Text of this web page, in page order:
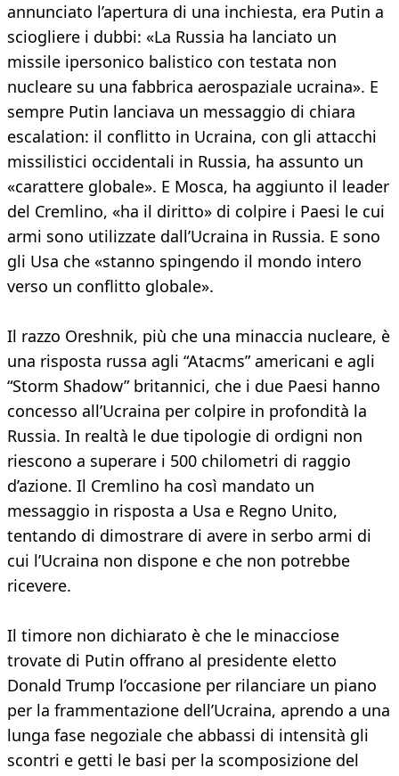
annunciato l’apertura di una inchiesta, era Putin a
sciogliere i dubbi: «La Russia ha lanciato un
missile ipersonico balistico con testata non
nucleare su una fabbrica aerospaziale ucraina». E
sempre Putin lanciava un messaggio di chiara
escalation: il conflitto in Ucraina, con gli attacchi
missilistici occidentali in Russia, ha assunto un
«carattere globale». E Mosca, ha aggiunto il leader
del Cremlino, «ha il diritto» di colpire i Paesi le cui
armi sono utilizzate dall’Ucraina in Russia. E sono
gli Usa che «stanno spingendo il mondo intero
verso un conflitto globale».
Il razzo Oreshnik, più che una minaccia nucleare, è
una risposta russa agli “Atacms” americani e agli
“Storm Shadow” britannici, che i due Paesi hanno
concesso all’Ucraina per colpire in profondità la
Russia. In realtà le due tipologie di ordigni non
riescono a superare i 500 chilometri di raggio
d’azione. Il Cremlino ha così mandato un
messaggio in risposta a Usa e Regno Unito,
tentando di dimostrare di avere in serbo armi di
cui l’Ucraina non dispone e che non potrebbe
ricevere.
Il timore non dichiarato è che le minacciose
trovate di Putin offrano al presidente eletto
Donald Trump l’occasione per rilanciare un piano
per la frammentazione dell’Ucraina, aprendo a una
lunga fase negoziale che abbassi di intensità gli
scontri e getti le basi per la scomposizione del